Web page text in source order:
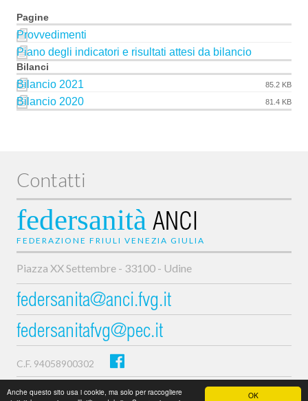
OK
Anche questo sito usa i cookie, ma solo per raccogliere
Pagine
Provvedimenti
Piano degli indicatori e risultati attesi da bilancio
Bilanci
Bilancio 2021 85.2 KB
Bilancio 2020 81.4 KB
Contatti
federsanità ANCI
FEDERAZIONE FRIULI VENEZIA GIULIA
Piazza XX Settembre - 33100 - Udine
federsanita@anci.fvg.it
federsanitafvg@pec.it
C.F. 94058900302
Privacy e cookie policy